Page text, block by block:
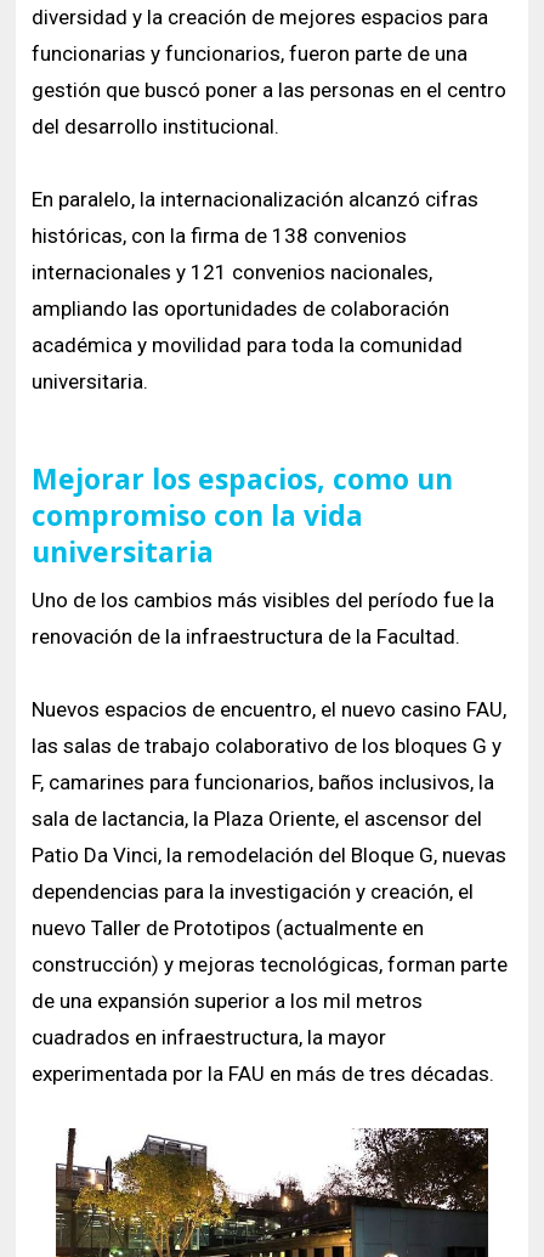
diversidad y la creación de mejores espacios para
funcionarias y funcionarios, fueron parte de una
gestión que buscó poner a las personas en el centro
del desarrollo institucional.
En paralelo, la internacionalización alcanzó cifras
históricas, con la firma de 138 convenios
internacionales y 121 convenios nacionales,
ampliando las oportunidades de colaboración
académica y movilidad para toda la comunidad
universitaria.
Mejorar los espacios, como un
compromiso con la vida
universitaria
Uno de los cambios más visibles del período fue la
renovación de la infraestructura de la Facultad.
Nuevos espacios de encuentro, el nuevo casino FAU,
las salas de trabajo colaborativo de los bloques G y
F, camarines para funcionarios, baños inclusivos, la
sala de lactancia, la Plaza Oriente, el ascensor del
Patio Da Vinci, la remodelación del Bloque G, nuevas
dependencias para la investigación y creación, el
nuevo Taller de Prototipos (actualmente en
construcción) y mejoras tecnológicas, forman parte
de una expansión superior a los mil metros
cuadrados en infraestructura, la mayor
experimentada por la FAU en más de tres décadas.